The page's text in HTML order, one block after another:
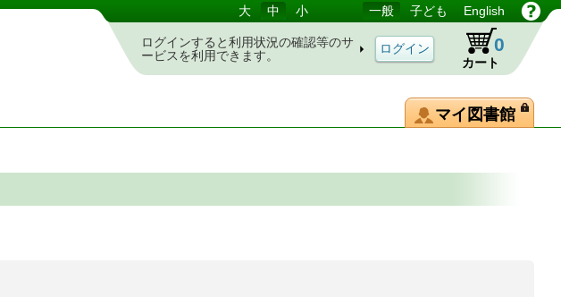
大 中 小 一般 子ども English
ログインすると利用状況の確認等のサ
ービスを利用できます。
カート
0
マイ図書館